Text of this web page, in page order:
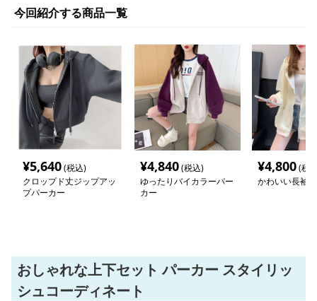
今回紹介する商品一覧
¥5,640(税込)
クロップド丈ジップアッ
プパーカー
¥4,840(税込)
ゆったりバイカラーパー
カー
¥4,800(税
かわいい長袖
おしゃれな上下セット パーカー スタイリッ
シュコーディネート